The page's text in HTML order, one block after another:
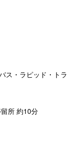
ス・ラピッド・トラ
所 約10分